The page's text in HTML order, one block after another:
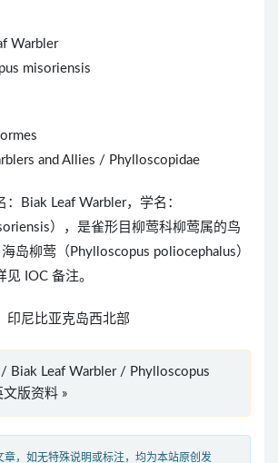
Warbler
misoriensis
and Allies / Phylloscopidae
：Biak Leaf Warbler，学名：
），是雀形目柳莺科柳莺属的鸟
岛柳莺（Phylloscopus poliocephalus）
IOC 备注。
印尼比亚克岛西北部
/ Biak Leaf Warbler / Phylloscopus
文版资料 »
章，如无特殊说明或标注，均为本站原创发